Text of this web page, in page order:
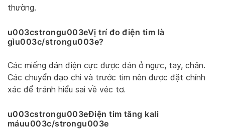
thường.
u003cstrongu003eVị trí đo điện tim là
gìu003c/strongu003e?
Các miếng dán điện cực được dán ở ngực, tay, chân.
Các chuyển đạo chi và trước tim nên được đặt chính
xác để tránh hiểu sai về véc tơ.
u003cstrongu003eĐiện tim tăng kali
máuu003c/strongu003e